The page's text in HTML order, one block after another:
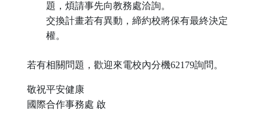
題，煩請事先向教務處洽詢。
交換計畫若有異動，締約校將保有最終決定
權。
若有相關問題，歡迎來電校內分機62179詢問。
敬祝平安健康
國際合作事務處 啟